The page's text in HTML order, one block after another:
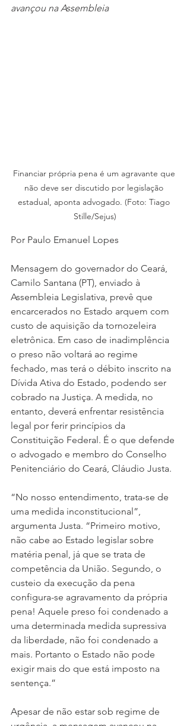
avançou na Assembleia
Financiar própria pena é um agravante que
não deve ser discutido por legislação
estadual, aponta advogado. (Foto: Tiago
Stille/Sejus)
Por Paulo Emanuel Lopes
Mensagem do governador do Ceará,
Camilo Santana (PT), enviado à
Assembleia Legislativa, prevê que
encarcerados no Estado arquem com
custo de aquisição da tornozeleira
eletrônica. Em caso de inadimplência
o preso não voltará ao regime
fechado, mas terá o débito inscrito na
Dívida Ativa do Estado, podendo ser
cobrado na Justiça. A medida, no
entanto, deverá enfrentar resistência
legal por ferir princípios da
Constituição Federal. É o que defende
o advogado e membro do Conselho
Penitenciário do Ceará, Cláudio Justa.
“No nosso entendimento, trata-se de
uma medida inconstitucional”,
argumenta Justa. “Primeiro motivo,
não cabe ao Estado legislar sobre
matéria penal, já que se trata de
competência da União. Segundo, o
custeio da execução da pena
configura-se agravamento da própria
pena! Aquele preso foi condenado a
uma determinada medida supressiva
da liberdade, não foi condenado a
mais. Portanto o Estado não pode
exigir mais do que está imposto na
sentença.”
Apesar de não estar sob regime de